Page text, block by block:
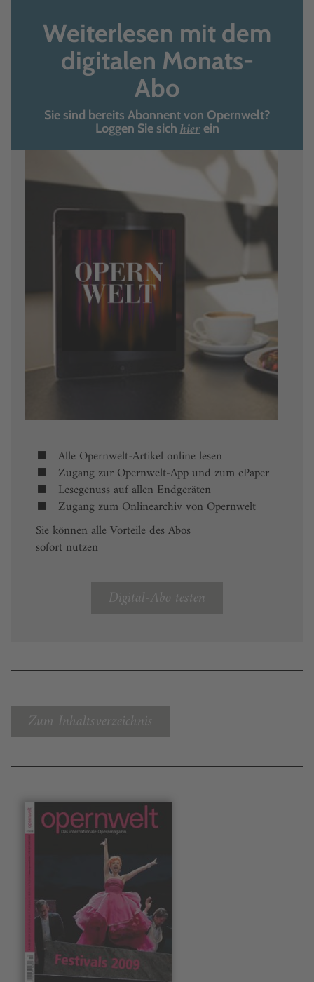
Weiterlesen mit dem
digitalen Monats-
Abo
Sie sind bereits Abonnent von Opernwelt?
Loggen Sie sich hierein
Alle Opernwelt-Artikel online lesen
Zugang zur Opernwelt-App und zum ePaper
Lesegenuss auf allen Endgeräten
Zugang zum Onlinearchiv von Opernwelt
Sie können alle Vorteile des Abos
sofort nutzen
Digital-Abo testen
Zum Inhaltsverzeichnis